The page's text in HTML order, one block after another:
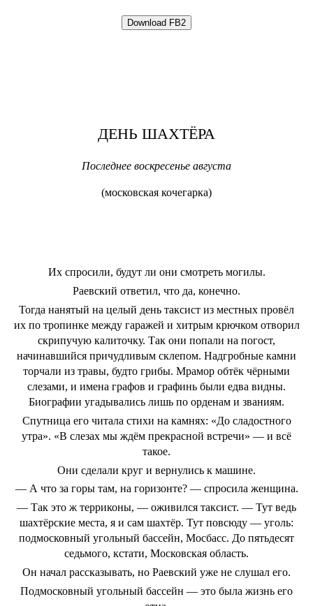
ДЕНЬ ШАХТЁРА
Последнее воскресенье августа
(московская кочегарка)
Их спросили, будут ли они смотреть могилы.
Раевский ответил, что да, конечно.
Тогда нанятый на целый день таксист из местных провёл
их по тропинке между гаражей и хитрым крючком отворил
скрипучую калиточку. Так они попали на погост,
начинавшийся причудливым склепом. Надгробные камни
торчали из травы, будто грибы. Мрамор обтёк чёрными
слезами, и имена графов и графинь были едва видны.
Биографии угадывались лишь по орденам и званиям.
Спутница его читала стихи на камнях: «До сладостного
утра». «В слезах мы ждём прекрасной встречи» — и всё
такое.
Они сделали круг и вернулись к машине.
— А что за горы там, на горизонте? — спросила женщина.
— Так это ж терриконы, — оживился таксист. — Тут ведь
шахтёрские места, я и сам шахтёр. Тут повсюду — уголь:
подмосковный угольный бассейн, Мосбасс. До пятьдесят
седьмого, кстати, Московская область.
Он начал рассказывать, но Раевский уже не слушал его.
Подмосковный угольный бассейн — это была жизнь его